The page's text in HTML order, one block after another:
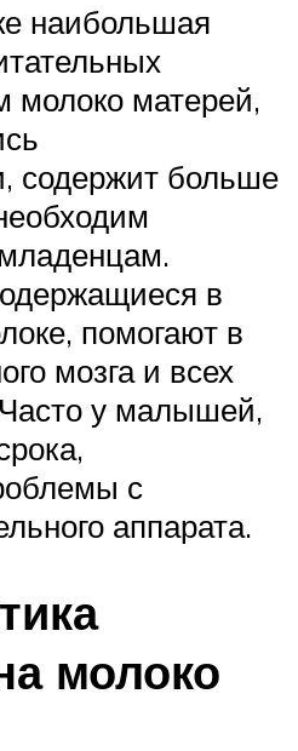
наибольшая
молоко матерей,
содержит больше
в
помогают в
мозга и всех
Часто у малышей,
с
аппарата.
молоко